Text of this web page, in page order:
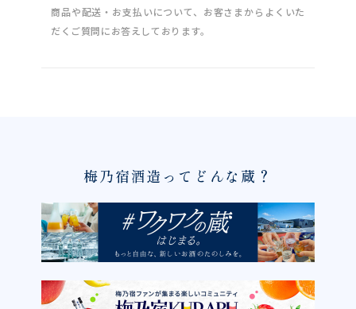
商品や配送・お支払いについて、お客さまからよくいた
だくご質問にお答えしております。
梅乃宿酒造ってどんな蔵？